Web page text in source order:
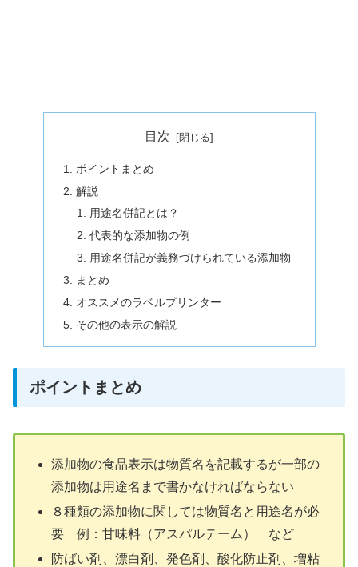
目次
ポイントまとめ
解説
用途名併記とは？
代表的な添加物の例
用途名併記が義務づけられている添加物
まとめ
オススメのラベルプリンター
その他の表示の解説
ポイントまとめ
添加物の食品表示は物質名を記載するが一部の
添加物は用途名まで書かなければならない
８種類の添加物に関しては物質名と用途名が必
要 例：甘味料（アスパルテーム） など
防ばい剤、漂白剤、発色剤、酸化防止剤、増粘